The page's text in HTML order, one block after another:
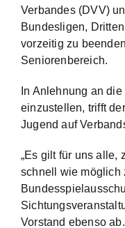
Verbandes (DVV)
Bundesligen,
vorzeitig zu
Seniorenbereich.
In Anlehnung an
einzustellen, trifft
Jugend auf
„Es gilt für uns alle,
schnell wie möglich
Vorstand ebenso